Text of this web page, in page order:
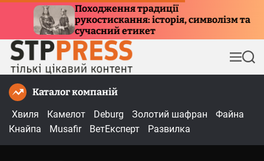
історія, символізм та
Куди летять птахи
причини міграції
М
е
П
о
Каталог компаній
Хвиля
Камелот Deburg Золотий шафран
Файна
Кнайпа
Musafir ВетЕксперт Развилка